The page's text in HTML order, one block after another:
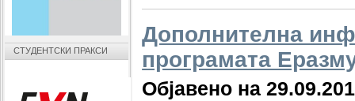
Дополнителна
програмата
Објавено на
СТУДЕНТСКИ ПРАКСИ